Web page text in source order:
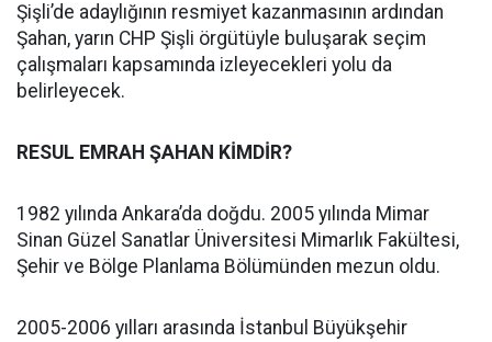
Şişli’de adaylığının resmiyet kazanmasının ardından
Şahan, yarın CHP Şişli örgütüyle buluşarak seçim
çalışmaları kapsamında izleyecekleri yolu da
belirleyecek.
RESUL EMRAH ŞAHAN KİMDİR?
1982 yılında Ankara’da doğdu. 2005 yılında Mimar
Sinan Güzel Sanatlar Üniversitesi Mimarlık Fakültesi,
Şehir ve Bölge Planlama Bölümünden mezun oldu.
2005-2006 yılları arasında İstanbul Büyükşehir